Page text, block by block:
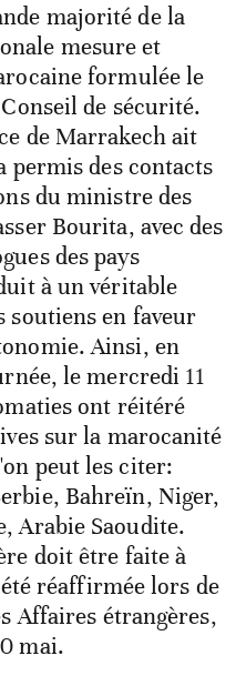
majorité de la
mesure et
formulée le
de sécurité.
de Marrakech ait
permis des contacts
du ministre des
Bourita, avec des
des pays
à un véritable
soutiens en faveur
Ainsi, en
le mercredi 11
ont réitéré
sur la marocanité
peut les citer:
Bahreïn, Niger,
Arabie Saoudite.
doit être faite à
réaffirmée lors de
Affaires étrangères,
mai.